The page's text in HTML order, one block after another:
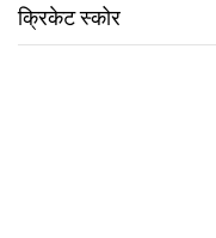
क्रिकेट स्कोर